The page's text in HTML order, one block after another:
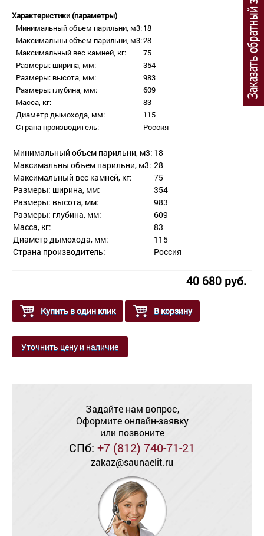
Характеристики (параметры)
Минимальный объем парильни, м3:18
Максимальны объем парильни, м3:28
Максимальный вес камней, кг:
75
Размеры: ширина, мм:
354
Размеры: высота, мм:
983
Размеры: глубина, мм:
609
Масса, кг:
83
Диаметр дымохода, мм:
115
Страна производитель:
Россия
Минимальный объем парильни, м3: 18
Максимальны объем парильни, м3: 28
Максимальный вес камней, кг:
75
Размеры: ширина, мм:
354
Размеры: высота, мм:
983
Размеры: глубина, мм:
609
Масса, кг:
83
Диаметр дымохода, мм:
115
Страна производитель:
Россия
40 680 руб.
Купить в один клик В корзину
Уточнить цену и наличие
Задайте нам вопрос,
Оформите онлайн-заявку
или позвоните
СПб: +7 (812) 740-71-21
zakaz@saunaelit.ru